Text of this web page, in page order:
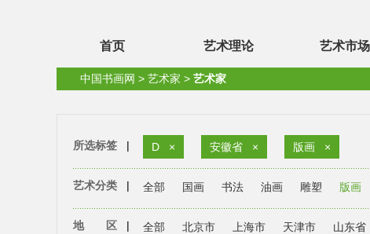
首页 艺术理论 艺术市场
中国书画网 > 艺术家 > 艺术家
所选标签 | D × 安徽省 × 版画 ×
艺术分类 | 全部 国画 书法 油画 雕塑 版画
地 区 | 全部 北京市 上海市 天津市 山东省